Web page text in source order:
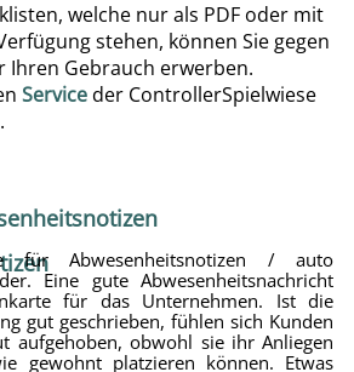
welche nur als PDF oder mit
stehen, können Sie gegen
Ihren Gebrauch erwerben.
Serviceder ControllerSpielwiese
für Abwesenheitsnotizen / auto
Eine gute Abwesenheitsnachricht
für das Unternehmen. Ist die
gut geschrieben, fühlen sich Kunden
aufgehoben, obwohl sie ihr Anliegen
gewohnt platzieren können. Etwas